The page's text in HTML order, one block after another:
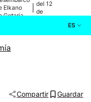
Elkano
Getaria
del 12
de
ES
Compartir Guardar